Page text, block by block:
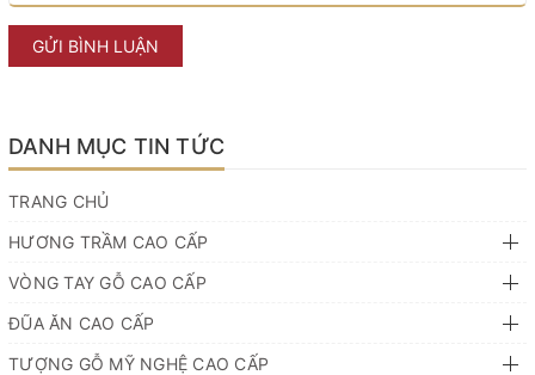
GỬI BÌNH LUẬN
DANH MỤC TIN TỨC
TRANG CHỦ
HƯƠNG TRẦM CAO CẤP
VÒNG TAY GỖ CAO CẤP
ĐŨA ĂN CAO CẤP
TƯỢNG GỖ MỸ NGHỆ CAO CẤP